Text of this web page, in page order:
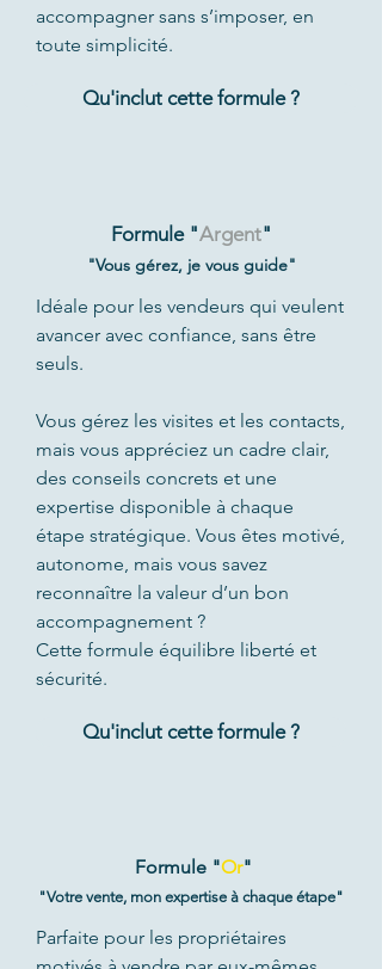
accompagner sans s’imposer, en
toute simplicité.
Qu'inclut cette formule ?
Formule "Argent"
"Vous gérez, je vous guide"
Idéale pour les vendeurs qui veulent
avancer avec confiance, sans être
seuls.
Vous gérez les visites et les contacts,
mais vous appréciez un cadre clair,
des conseils concrets et une
expertise disponible à chaque
étape stratégique. Vous êtes motivé,
autonome, mais vous savez
reconnaître la valeur d’un bon
accompagnement ?
Cette formule équilibre liberté et
sécurité.
Qu'inclut cette formule ?
Formule "Or"
"Votre vente, mon expertise à chaque étape"
Parfaite pour les propriétaires